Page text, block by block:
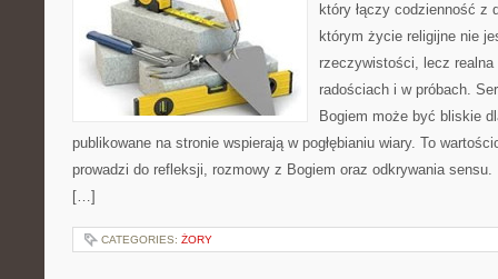
który łączy codzienność z
którym życie religijne nie
rzeczywistości, lecz
radościach i w próbach.
Bogiem może być bliskie
publikowane na stronie wspierają w pogłębianiu wiary. To
prowadzi do refleksji, rozmowy z Bogiem oraz odkrywania sensu.
[…]
CATEGORIES: ŻORY